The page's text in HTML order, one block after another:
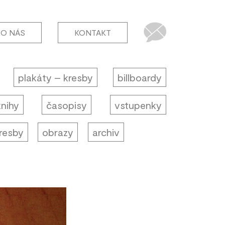
O NÁS KONTAKT
plakáty – kresby billboardy
časopisy vstupenky
obrazy archiv